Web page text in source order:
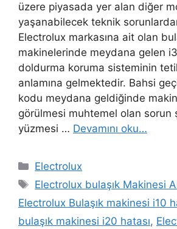
üzere piyasada yer alan diğer
yaşanabilecek teknik
Electrolux markasına ait olan
makinelerinde meydana gelen
doldurma koruma sisteminin
anlamına gelmektedir. Bahsi
kodu meydana geldiğinde
görülmesi muhtemel olan sorun
yüzmesi … Devamını oku…
Kategoriler
Electrolux
Etiketler
Electrolux bulaşık Makinesi
Electrolux Bulaşık makinesi i10
bulaşık makinesi i20 hatası,